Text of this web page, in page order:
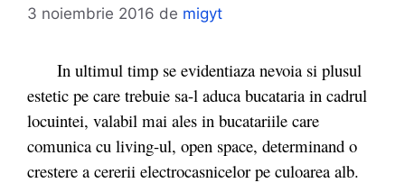
3 noiembrie 2016 de migyt
In ultimul timp se evidentiaza nevoia si plusul
estetic pe care trebuie sa-l aduca bucataria in cadrul
locuintei, valabil mai ales in bucatariile care
comunica cu living-ul, open space, determinand o
crestere a cererii electrocasnicelor pe culoarea alb.